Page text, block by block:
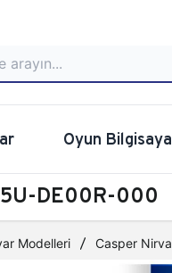
Oyun
DE00R-000
Modelleri Casper